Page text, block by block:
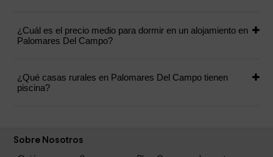
¿Cuál es el precio medio para dormir en un alojamiento en
Palomares Del Campo?
¿Qué casas rurales en Palomares Del Campo tienen
piscina?
Sobre Nosotros